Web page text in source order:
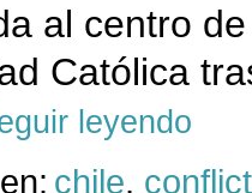
al centro
Católica
leyendo
chile,